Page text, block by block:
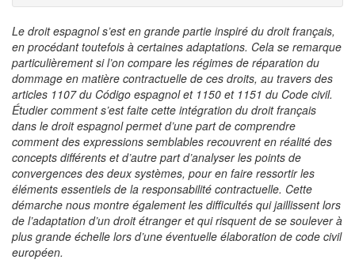
Le droit espagnol s’est en grande partie inspiré du droit français,
en procédant toutefois à certaines adaptations. Cela se remarque
particulièrement si l’on compare les régimes de réparation du
dommage en matière contractuelle de ces droits, au travers des
articles 1107 du Código espagnol et 1150 et 1151 du Code civil.
Étudier comment s’est faite cette intégration du droit français
dans le droit espagnol permet d’une part de comprendre
comment des expressions semblables recouvrent en réalité des
concepts différents et d’autre part d’analyser les points de
convergences des deux systèmes, pour en faire ressortir les
éléments essentiels de la responsabilité contractuelle. Cette
démarche nous montre également les difficultés qui jaillissent lors
de l’adaptation d’un droit étranger et qui risquent de se soulever à
plus grande échelle lors d’une éventuelle élaboration de code civil
européen.